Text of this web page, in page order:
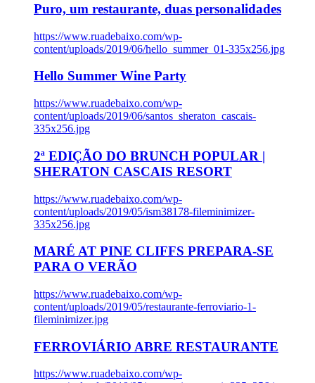
Puro, um restaurante, duas personalidades
https://www.ruadebaixo.com/wp-
content/uploads/2019/06/hello_summer_01-335x256.jpg
Hello Summer Wine Party
https://www.ruadebaixo.com/wp-
content/uploads/2019/06/santos_sheraton_cascais-
335x256.jpg
2ª EDIÇÃO DO BRUNCH POPULAR |
SHERATON CASCAIS RESORT
https://www.ruadebaixo.com/wp-
content/uploads/2019/05/ism38178-fileminimizer-
335x256.jpg
MARÉ AT PINE CLIFFS PREPARA-SE
PARA O VERÃO
https://www.ruadebaixo.com/wp-
content/uploads/2019/05/restaurante-ferroviario-1-
fileminimizer.jpg
FERROVIÁRIO ABRE RESTAURANTE
https://www.ruadebaixo.com/wp-